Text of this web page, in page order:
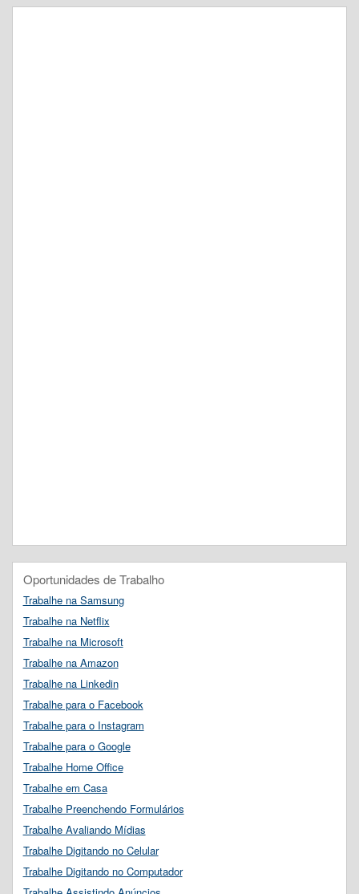
Oportunidades de Trabalho
Trabalhe na Samsung
Trabalhe na Netflix
Trabalhe na Microsoft
Trabalhe na Amazon
Trabalhe na Linkedin
Trabalhe para o Facebook
Trabalhe para o Instagram
Trabalhe para o Google
Trabalhe Home Office
Trabalhe em Casa
Trabalhe Preenchendo Formulários
Trabalhe Avaliando Mídias
Trabalhe Digitando no Celular
Trabalhe Digitando no Computador